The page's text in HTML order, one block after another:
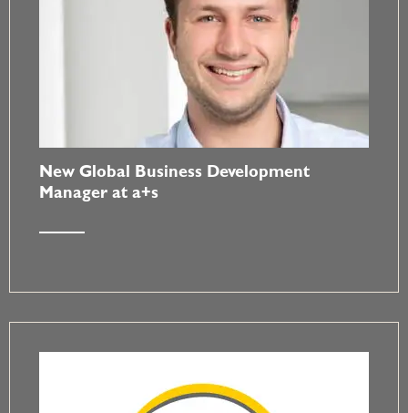
New Global Business Development
Manager at a+s